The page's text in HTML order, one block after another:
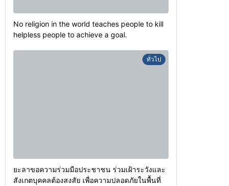
No religion in the world teaches people to kill
helpless people to achieve a goal.
ทั่วไป
ยะลาขอความร่วมมือประชาชน ร่วมเฝ้าระวังและ
สังเกตบุคคลต้องสงสัย เพื่อความปลอดภัยในพื้นที่